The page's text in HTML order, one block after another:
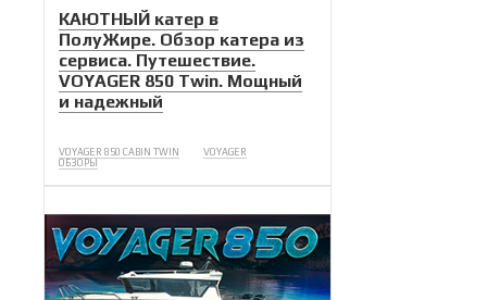
КАЮТНЫЙ катер в
ПолуЖире. Обзор катера из
сервиса. Путешествие.
VOYAGER 850 Twin. Мощный
и надежный
VOYAGER 850 CABIN TWIN
VOYAGER
ОБЗОРЫ